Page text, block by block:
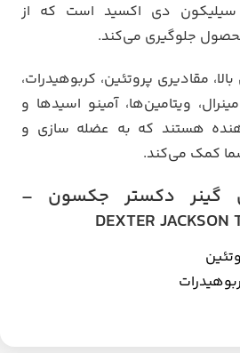
دی اکسید است که از
جلوگیری می‌کند.
مقادیری پروتئین، کربوهیدرات،
ویتامین‌ها، آمینو اسیدها و
هستند که به عضله سازی و
کمک می‌کند.
گینر دکستر جکسون –
DEXTER JACKSON